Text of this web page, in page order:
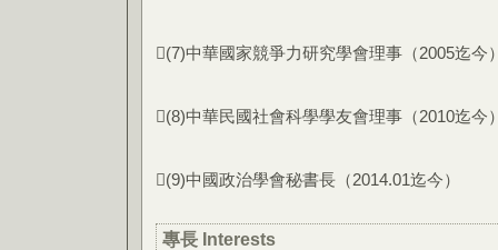
(7)中華國家競爭力研究學會理事（2005迄今
(8)中華民國社會科學學友會理事（2010迄今
(9)中國政治學會秘書長（2014.01迄今）
專長 Interests